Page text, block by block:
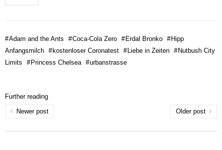
#Adam and the Ants #Coca-Cola Zero #Erdal Bronko #Hipp
Anfangsmilch #kostenloser Coronatest #Liebe in Zeiten #Nutbush City
Limits
#Princess Chelsea #urbanstrasse
Further reading
Older post
Newer post